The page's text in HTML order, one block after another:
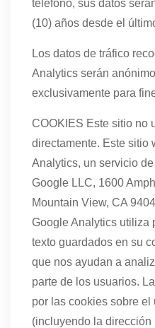
teléfono, sus datos
(10) años desde el
Los datos de tráfico
Analytics serán
exclusivamente para
COOKIES Este sitio no
directamente. Este sitio
Analytics, un servicio
Google LLC, 1600
Mountain View, CA
Google Analytics utiliza
texto guardados en su
que nos ayudan a
parte de los usuarios.
por las cookies sobre
(incluyendo la dirección